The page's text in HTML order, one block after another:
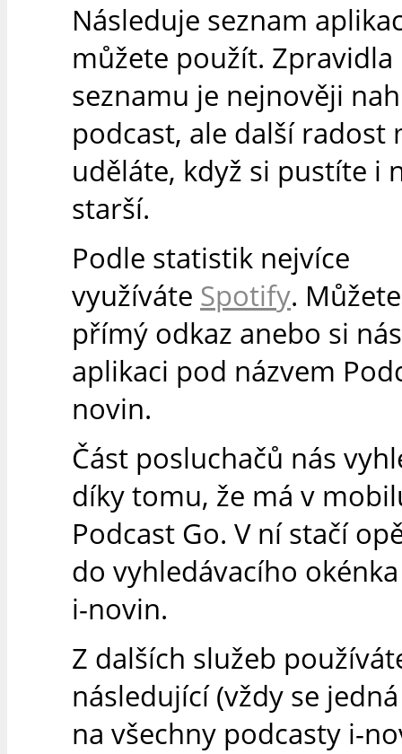
Následuje seznam
můžete použít.
seznamu je nejnověji
podcast, ale další radost
uděláte, když si pustíte i
starší.
Podle statistik nejvíce
využíváte Spotify.
přímý odkaz anebo si
aplikaci pod názvem
novin.
Část posluchačů nás
díky tomu, že má v
Podcast Go. V ní stačí
do vyhledávacího
i-novin.
Z dalších služeb
následující (vždy se
na všechny podcasty i-